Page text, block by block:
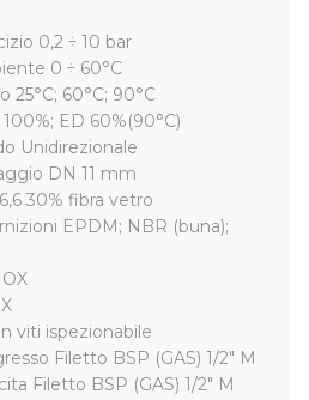
0,2 ÷ 10 bar
0 ÷ 60°C
25°C; 60°C; 90°C
ED 60%(90°C)
Unidirezionale
DN 11 mm
30% fibra vetro
EPDM; NBR (buna);
viti ispezionabile
Filetto BSP (GAS) 1/2" M
Filetto BSP (GAS) 1/2" M